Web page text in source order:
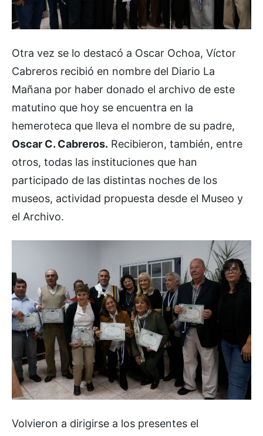
Otra vez se lo destacó a Oscar Ochoa, Víctor
Cabreros recibió en nombre del Diario La
Mañana por haber donado el archivo de este
matutino que hoy se encuentra en la
hemeroteca que lleva el nombre de su padre,
Oscar C. Cabreros. Recibieron, también, entre
otros, todas las instituciones que han
participado de las distintas noches de los
museos, actividad propuesta desde el Museo y
el Archivo.
Volvieron a dirigirse a los presentes el